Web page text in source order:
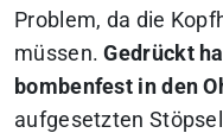
Problem, da die
müssen.Gedrückt
bombenfest in den
aufgesetzten